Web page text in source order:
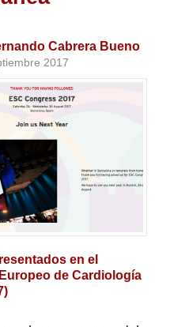
Cabrera Bueno
2017
en el
de Cardiología